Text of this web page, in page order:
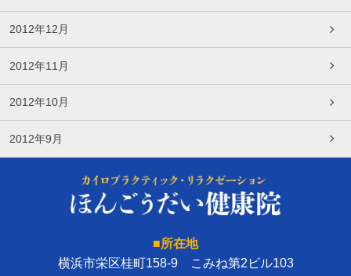
2012年12月
2012年11月
2012年10月
2012年9月
■所在地
横浜市栄区桂町158-9 こみね第2ビル103